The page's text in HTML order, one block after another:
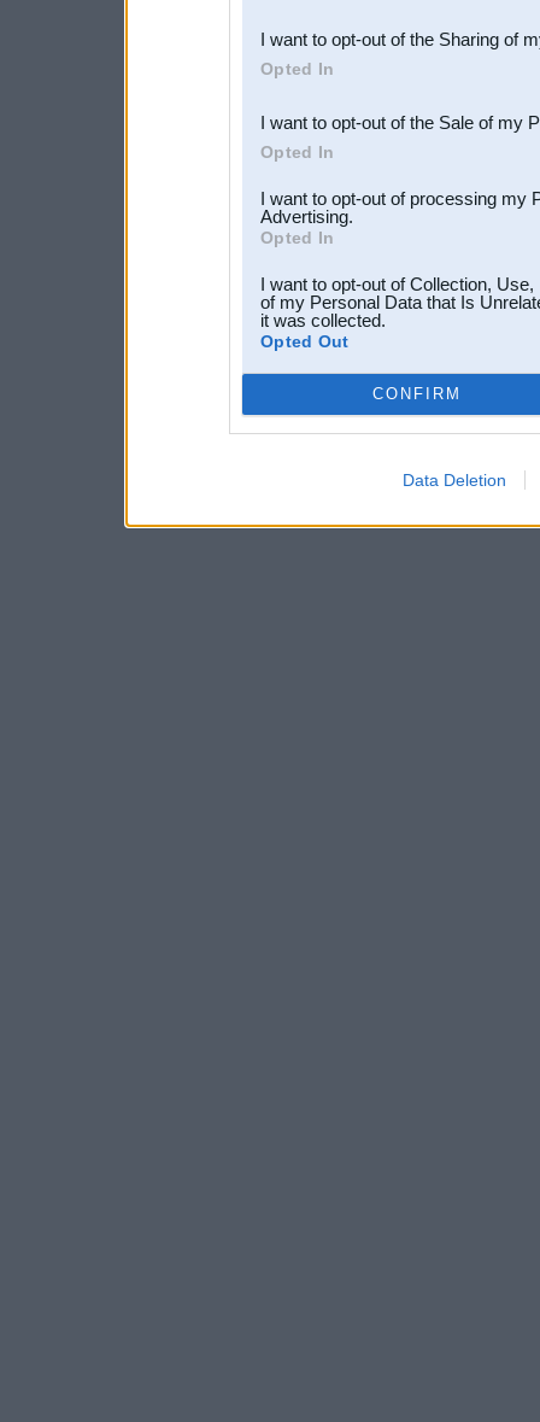
Downstream Participants
third parties.
I want to opt-out of the Sharing of
Opted In
I want to opt-out of the Sale of my
Opted In
I want to opt-out of processing my
Advertising.
Opted In
I want to opt-out of Collection,
of my Personal Data that Is
it was collected.
Opted Out
CONFIRM
Data Deletion